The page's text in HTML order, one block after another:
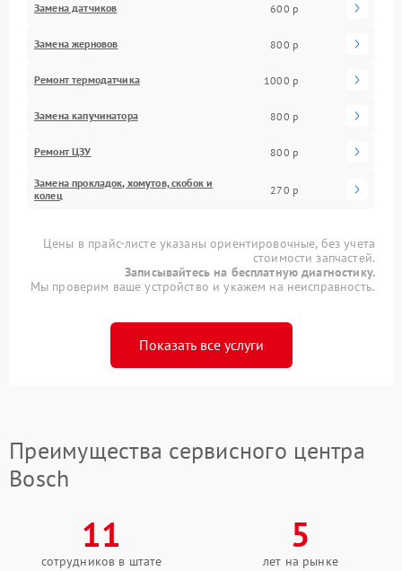
Замена датчиков 600 р
Замена жерновов 800 р
Ремонт термодатчика 1000 р
Замена капучинатора 800 р
Ремонт ЦЗУ 800 р
Замена прокладок, хомутов, скобок и
колец
270 р
Цены в прайс-листе указаны ориентировочные, без учета
стоимости запчастей.
Записывайтесь на бесплатную диагностику.
Мы проверим ваше устройство и укажем на неисправность.
Показать все услуги
Преимущества сервисного центра
Bosch
11
сотрудников в штате
5
лет на рынке